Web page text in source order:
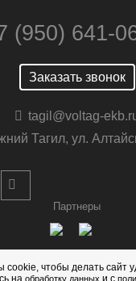
(950) 641-
Заказать звонок
tagil@voltag-
Тагил, ул.
Партнеры
чтобы делать сайт
на обработку данных и с